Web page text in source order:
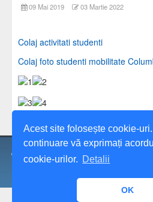
Acest site folosește cookie-
continuare vă exprimați
cookie-urilor. Detalii
OK
09 Mai 2019 03 Martie 2022
Colaj activitati studenti
Colaj foto studenti mobilitate
© 1991 - 2026 Universitatea Spiru
Veterinară,
Universitatea „Spiru Haret” București